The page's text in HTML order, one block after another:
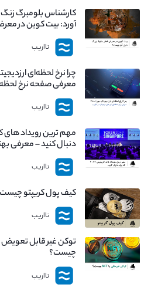
کارشناس بلومبرگ زنگ
آورد: بیت کوین در
است - دلیل آن چیست؟
نااریب
چرا نرخ لحظه‌ای
معرفی صفحه نرخ
نااریب
نااریب
دنبال کنید – معرفی
جهانی
نااریب
کیف پول کریپتو
نااریب
چیست؟
نااریب